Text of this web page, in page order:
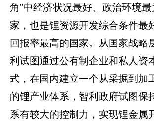
角”中经济状况最好、政治环境
家，也是锂资源开发综合条件最
回报率最高的国家。从国家战略
利试图通过公有制企业和私人资
式，在国内建立一个从采掘到加
的锂产业体系，智利政府试图保
系有较大的控制力，实现锂金属